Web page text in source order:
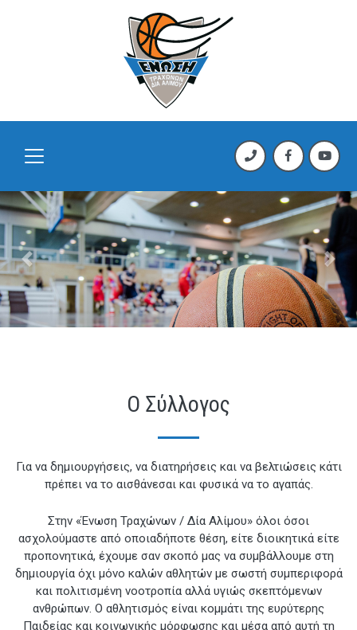
Previous Next
Ο Σύλλογος
Για να δημιουργήσεις, να διατηρήσεις και να βελτιώσεις κάτι
πρέπει να το αισθάνεσαι και φυσικά να το αγαπάς.
Στην «Ένωση Τραχώνων / Δία Αλίμου» όλοι όσοι
ασχολούμαστε από οποιαδήποτε θέση, είτε διοικητικά είτε
προπονητικά, έχουμε σαν σκοπό μας να συμβάλλουμε στη
δημιουργία όχι μόνο καλών αθλητών με σωστή συμπεριφορά
και πολιτισμένη νοοτροπία αλλά υγιώς σκεπτόμενων
ανθρώπων. Ο αθλητισμός είναι κομμάτι της ευρύτερης
Παιδείας και κοινωνικής μόρφωσης και μέσα από αυτή τη